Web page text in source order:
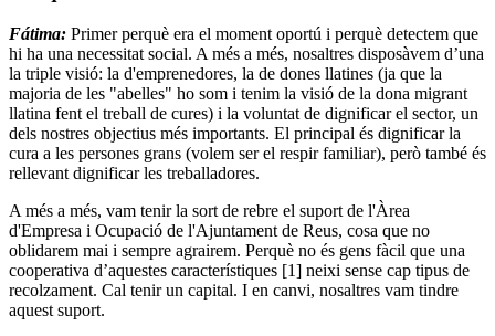
Fátima: Primer perquè era el moment oportú i perquè detectem que
hi ha una necessitat social. A més a més, nosaltres disposàvem d’una
la triple visió: la d'emprenedores, la de dones llatines (ja que la
majoria de les "abelles" ho som i tenim la visió de la dona migrant
llatina fent el treball de cures) i la voluntat de dignificar el sector, un
dels nostres objectius més importants. El principal és dignificar la
cura a les persones grans (volem ser el respir familiar), però també és
rellevant dignificar les treballadores.
A més a més, vam tenir la sort de rebre el suport de l'Àrea
d'Empresa i Ocupació de l'Ajuntament de Reus, cosa que no
oblidarem mai i sempre agrairem. Perquè no és gens fàcil que una
cooperativa d’aquestes característiques [1] neixi sense cap tipus de
recolzament. Cal tenir un capital. I en canvi, nosaltres vam tindre
aquest suport.